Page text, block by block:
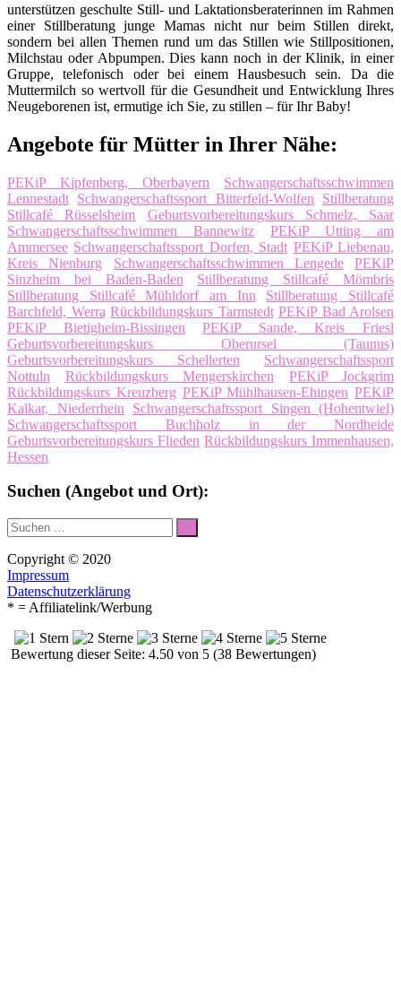
unterstützen geschulte Still- und Laktationsberaterinnen im Rahmen
einer Stillberatung junge Mamas nicht nur beim Stillen direkt,
sondern bei allen Themen rund um das Stillen wie Stillpositionen,
Milchstau oder Abpumpen. Dies kann noch in der Klinik, in einer
Gruppe, telefonisch oder bei einem Hausbesuch sein. Da die
Muttermilch so wertvoll für die Gesundheit und Entwicklung Ihres
Neugeborenen ist, ermutige ich Sie, zu stillen – für Ihr Baby!
Angebote für Mütter in Ihrer Nähe:
PEKiP Kipfenberg, Oberbayern
Schwangerschaftsschwimmen
Lennestadt Schwangerschaftssport Bitterfeld-Wolfen
Stillberatung
Stillcafé Rüsselsheim
Geburtsvorbereitungskurs Schmelz, Saar
Schwangerschaftsschwimmen Bannewitz
PEKiP Utting am
Ammersee Schwangerschaftssport Dorfen, Stadt PEKiP Liebenau,
Kreis Nienburg
Schwangerschaftsschwimmen Lengede
PEKiP
Sinzheim bei Baden-Baden
Stillberatung Stillcafé Mömbris
Stillberatung Stillcafé Mühldorf am Inn
Stillberatung Stillcafé
Barchfeld, Werra Rückbildungskurs Tarmstedt PEKiP Bad Arolsen
PEKiP Bietigheim-Bissingen
PEKiP Sande, Kreis Friesl
Geburtsvorbereitungskurs Oberursel (Taunus)
Geburtsvorbereitungskurs Schellerten
Schwangerschaftssport
Nottuln
Rückbildungskurs Mengerskirchen
PEKiP Jockgrim
Rückbildungskurs Kreuzberg PEKiP Mühlhausen-Ehingen PEKiP
Kalkar, Niederrhein
Schwangerschaftssport Singen (Hohentwiel)
Schwangerschaftssport Buchholz in der Nordheide
Geburtsvorbereitungskurs Flieden Rückbildungskurs Immenhausen,
Hessen
Suchen (Angebot und Ort):
Suche
nach:
Suchen
Copyright © 2020
Impressum
Datenschutzerklärung
* = Affiliatelink/Werbung
Bewertung dieser Seite: 4.50 von 5 (38 Bewertungen)